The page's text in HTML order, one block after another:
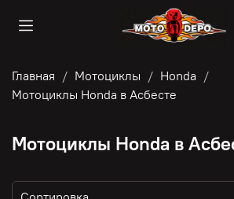
Главная Мотоциклы
Honda
Мотоциклы Honda в Асбесте
Мотоциклы Honda в